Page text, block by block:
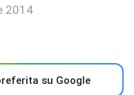
2014
su Google